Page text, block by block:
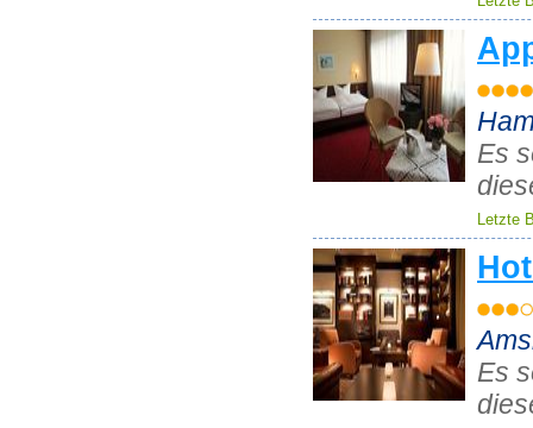
Es
Letzte
Es